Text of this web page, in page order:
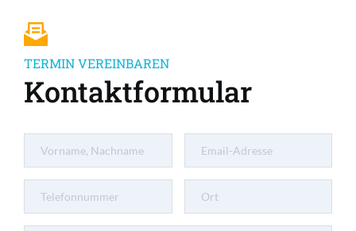
TERMIN VEREINBAREN
Kontaktformular